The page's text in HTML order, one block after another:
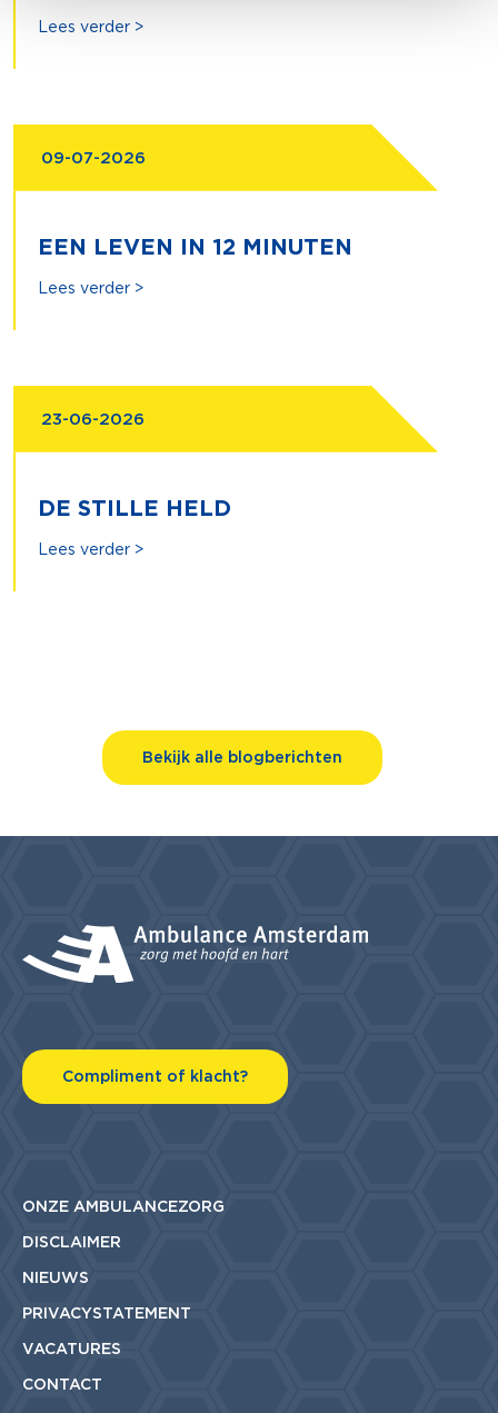
Lees verder >
EEN LEVEN IN 12 MINUTEN
Lees verder >
09-07-2026
DE STILLE HELD
Lees verder >
23-06-2026
Bekijk alle blogberichten
Compliment of klacht?
ONZE AMBULANCEZORG
DISCLAIMER
NIEUWS
PRIVACYSTATEMENT
VACATURES
CONTACT